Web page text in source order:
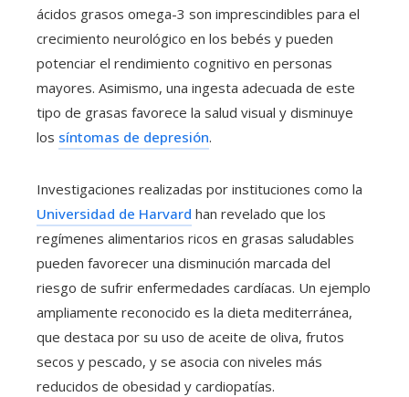
ácidos grasos omega-3 son imprescindibles para el
crecimiento neurológico en los bebés y pueden
potenciar el rendimiento cognitivo en personas
mayores. Asimismo, una ingesta adecuada de este
tipo de grasas favorece la salud visual y disminuye
los síntomas de depresión.
Investigaciones realizadas por instituciones como la
Universidad de Harvard han revelado que los
regímenes alimentarios ricos en grasas saludables
pueden favorecer una disminución marcada del
riesgo de sufrir enfermedades cardíacas. Un ejemplo
ampliamente reconocido es la dieta mediterránea,
que destaca por su uso de aceite de oliva, frutos
secos y pescado, y se asocia con niveles más
reducidos de obesidad y cardiopatías.